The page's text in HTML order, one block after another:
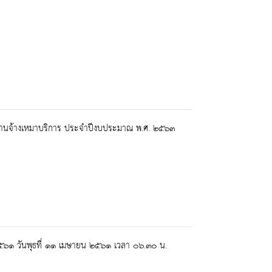
นจ้างเหมาบริการ ประจำปีงบประมาณ พ.ศ. ๒๕๖๓
๖๑ วันพุธที่ ๑๑ เมษายน ๒๕๖๑ เวลา ๐๖.๓๐ น.